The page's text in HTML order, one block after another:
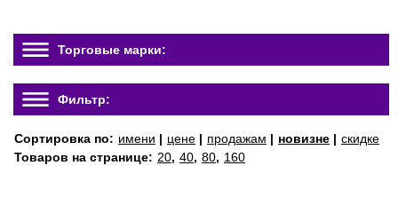
Торговые марки:
Фильтр:
Сортировка по: имени | цене | продажам | новизне | скидке
Товаров на странице: 20, 40, 80, 160